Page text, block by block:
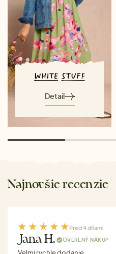
Detail
Najnovšie recenzie
Pred 4 dňami
Jana H. OVERENÝ NÁKUP